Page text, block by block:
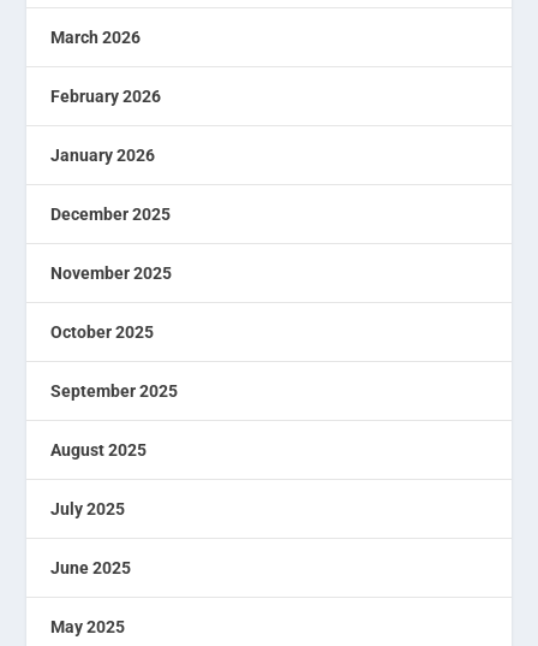
March 2026
February 2026
January 2026
December 2025
November 2025
October 2025
September 2025
August 2025
July 2025
June 2025
May 2025